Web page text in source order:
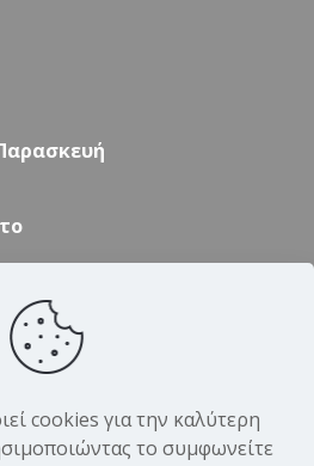
cookies για την καλύτερη
το συμφωνείτε